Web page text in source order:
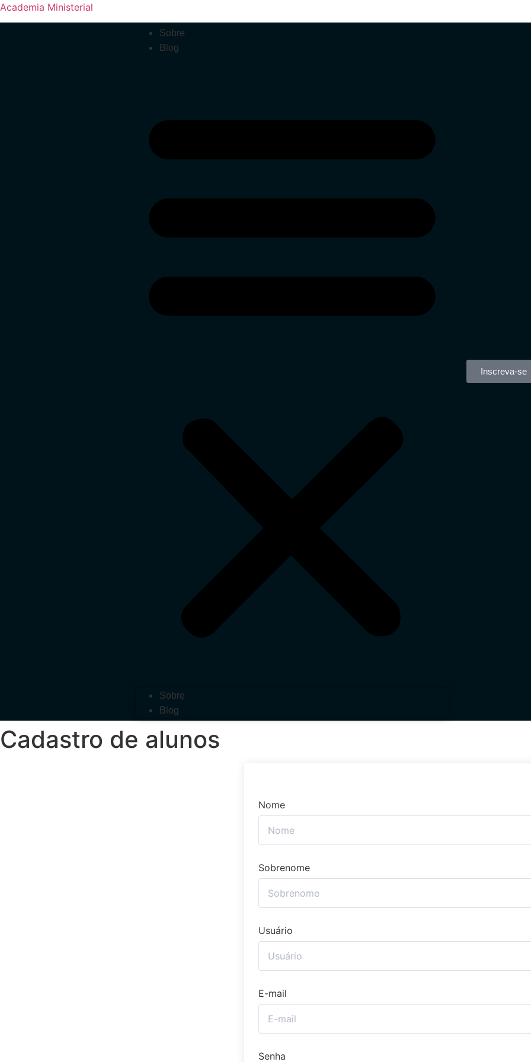
Academia Ministerial
Sobre
Blog
Sobre
Blog
Inscreva-se
Cadastro de alunos
Nome
Sobrenome
Usuário
E-mail
Senha